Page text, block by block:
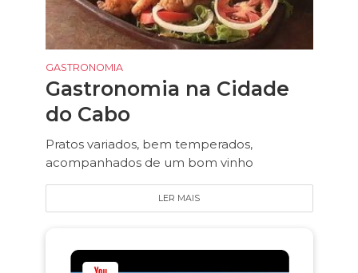
GASTRONOMIA
Gastronomia na Cidade
do Cabo
Pratos variados, bem temperados,
acompanhados de um bom vinho
LER MAIS